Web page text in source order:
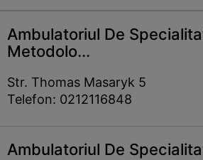
Ambulatoriul De
Metodolo...
Str. Thomas Masaryk 5
Telefon: 0212116848
Ambulatoriul De